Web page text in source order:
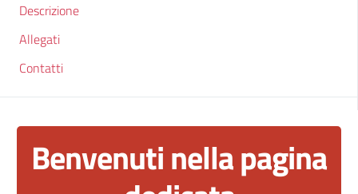
Descrizione
Allegati
Contatti
Benvenuti nella pagina